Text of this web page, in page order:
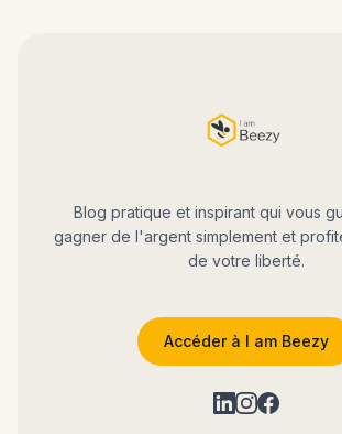
Blog pratique et inspirant qui vous
gagner de l'argent simplement et
de votre liberté.
Accéder à I am Beezy